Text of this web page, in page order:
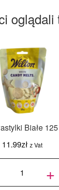
oglądali
Białe
11.99zł z Vat
+